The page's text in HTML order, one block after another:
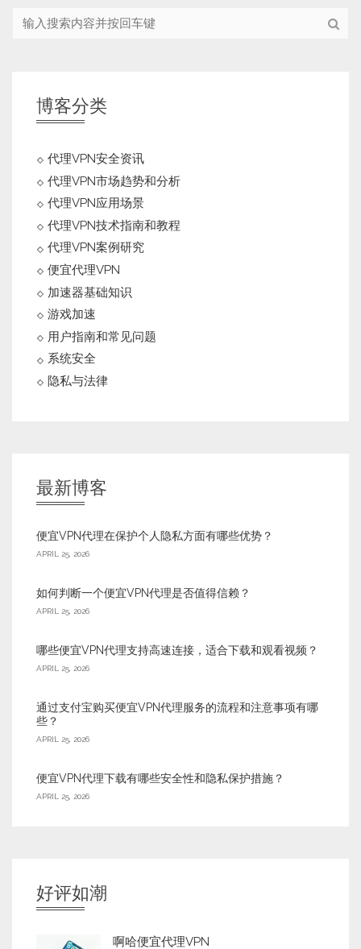
博客分类
代理VPN安全资讯
代理VPN市场趋势和分析
代理VPN应用场景
代理VPN技术指南和教程
代理VPN案例研究
便宜代理VPN
加速器基础知识
游戏加速
用户指南和常见问题
系统安全
隐私与法律
最新博客
便宜VPN代理在保护个人隐私方面有哪些优势？
APRIL 25, 2026
如何判断一个便宜VPN代理是否值得信赖？
APRIL 25, 2026
哪些便宜VPN代理支持高速连接，适合下载和观看视频？
APRIL 25, 2026
通过支付宝购买便宜VPN代理服务的流程和注意事项有哪
些？
APRIL 25, 2026
便宜VPN代理下载有哪些安全性和隐私保护措施？
APRIL 25, 2026
好评如潮
啊哈便宜代理VPN